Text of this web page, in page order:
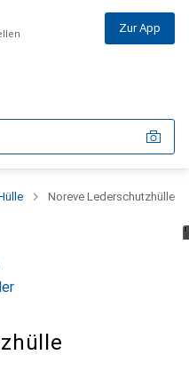
Zur App
Noreve Lederschutzhülle